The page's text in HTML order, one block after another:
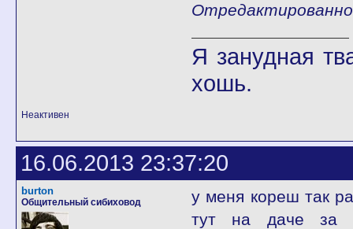
Я занудная
хошь.
Неактивен
16.06.2013 23:37:20
burton
Общительный сибиховод
у меня кореш так
тут на даче за